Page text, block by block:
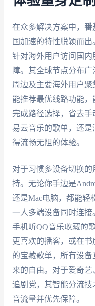
在众多解决方案中， 番
国加速的特性脱颖而
针对海外用户访问国
障。其全球节点分布
周边及主要海外用户
能推荐最优线路功能
完成路径选择，省去手
易云音乐的歌单，还
得流畅无阻的体验。
对于习惯多设备切换的
持。无论你手边是
还是Mac电脑，都能轻
一人多端设备同时连接
手机听QQ音乐收藏的
更喜欢的播客，或在
的宝藏歌单，所有设
来的自由。对于爱奇
追剧党，其智能分流技
音流量并优先保障。